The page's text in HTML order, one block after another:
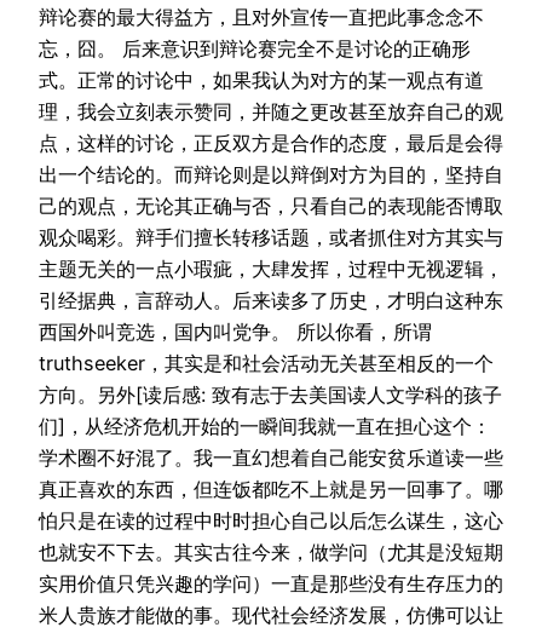
辩论赛的最大得益方，且对外宣传一直把此事念念不
忘，囧。 后来意识到辩论赛完全不是讨论的正确形
式。正常的讨论中，如果我认为对方的某一观点有道
理，我会立刻表示赞同，并随之更改甚至放弃自己的观
点，这样的讨论，正反双方是合作的态度，最后是会得
出一个结论的。而辩论则是以辩倒对方为目的，坚持自
己的观点，无论其正确与否，只看自己的表现能否博取
观众喝彩。辩手们擅长转移话题，或者抓住对方其实与
主题无关的一点小瑕疵，大肆发挥，过程中无视逻辑，
引经据典，言辞动人。后来读多了历史，才明白这种东
西国外叫竞选，国内叫党争。 所以你看，所谓
truthseeker，其实是和社会活动无关甚至相反的一个
方向。另外[读后感: 致有志于去美国读人文学科的孩子
们]，从经济危机开始的一瞬间我就一直在担心这个：
学术圈不好混了。我一直幻想着自己能安贫乐道读一些
真正喜欢的东西，但连饭都吃不上就是另一回事了。哪
怕只是在读的过程中时时担心自己以后怎么谋生，这心
也就安不下去。其实古往今来，做学问（尤其是没短期
实用价值只凭兴趣的学问）一直是那些没有生存压力的
米人贵族才能做的事。现代社会经济发展，仿佛可以让